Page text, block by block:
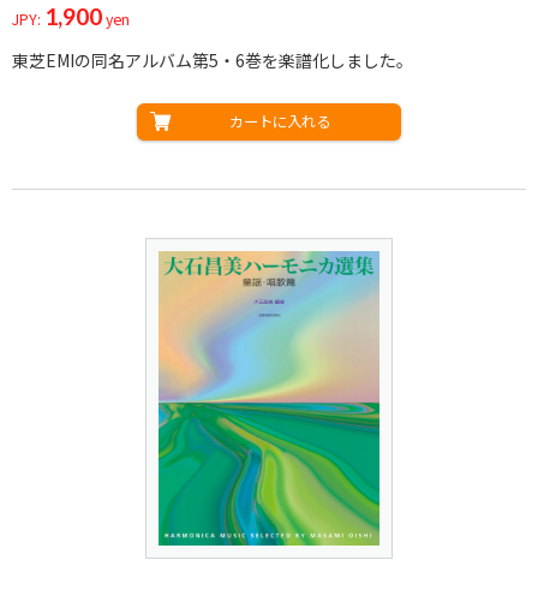
JPY: 1,900yen
東芝EMIの同名アルバム第5・6巻を楽譜化しました。
カートに入れる